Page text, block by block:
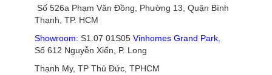
Số 526a Phạm Văn Đồng, Phường 13, Quận Bình
Thạnh, TP. HCM
Showroom: S1.07 01S05 Vinhomes Grand Park
Số 612 Nguyễn Xiển, P. Long
Thạnh My, TP Thủ Đức, TPHCM